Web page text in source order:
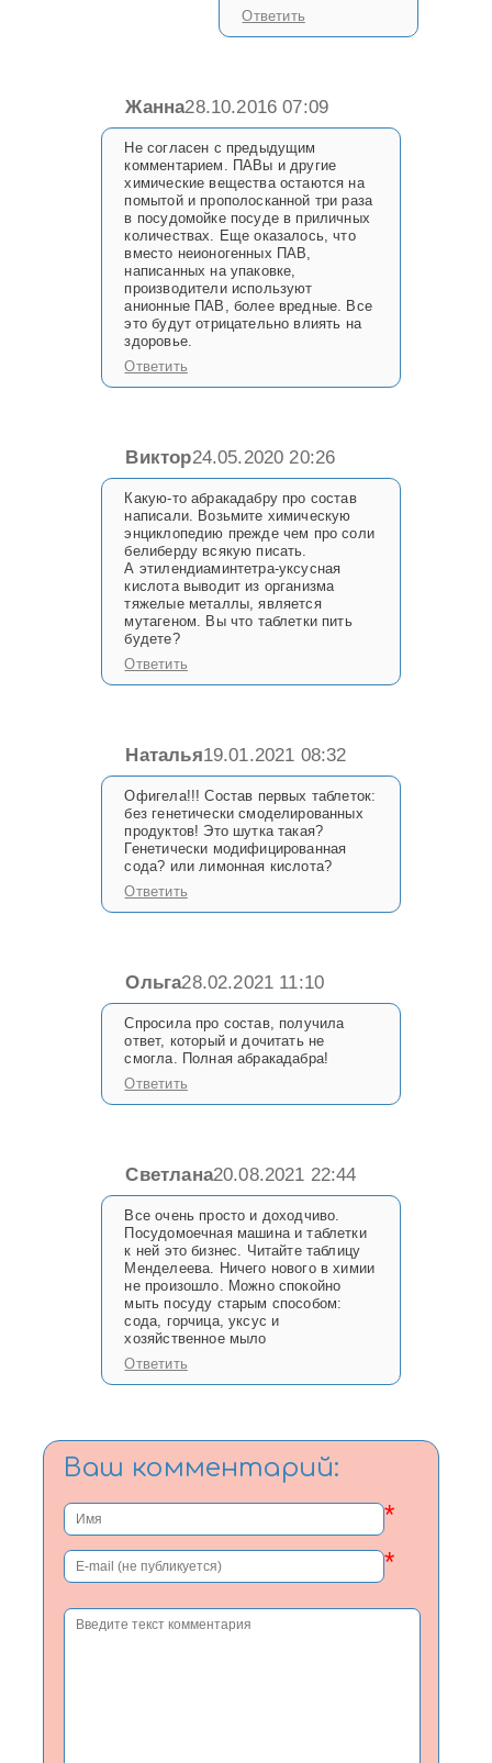
Ответить
Жанна28.10.2016 07:09
Не согласен с предыдущим
комментарием. ПАВы и другие
химические вещества остаются на
помытой и прополосканной три раза
в посудомойке посуде в приличных
количествах. Еще оказалось, что
вместо неионогенных ПАВ,
написанных на упаковке,
производители используют
анионные ПАВ, более вредные. Все
это будут отрицательно влиять на
здоровье.
Ответить
Виктор24.05.2020 20:26
Какую-то абракадабру про состав
написали. Возьмите химическую
энциклопедию прежде чем про соли
белиберду всякую писать.
А этилендиаминтетра-уксусная
кислота выводит из организма
тяжелые металлы, является
мутагеном. Вы что таблетки пить
будете?
Ответить
Наталья19.01.2021 08:32
Офигела!!! Состав первых таблеток:
без генетически смоделированных
продуктов! Это шутка такая?
Генетически модифицированная
сода? или лимонная кислота?
Ответить
Ольга28.02.2021 11:10
Спросила про состав, получила
ответ, который и дочитать не
смогла. Полная абракадабра!
Ответить
Светлана20.08.2021 22:44
Все очень просто и доходчиво.
Посудомоечная машина и таблетки
к ней это бизнес. Читайте таблицу
Менделеева. Ничего нового в химии
не произошло. Можно спокойно
мыть посуду старым способом:
сода, горчица, уксус и
хозяйственное мыло
Ответить
Ваш комментарий:
*
*